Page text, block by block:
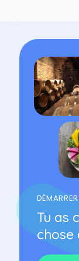
DÉMARRER
Tu as
chose